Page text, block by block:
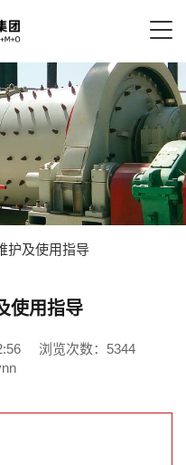
护及使用指导
使用指导
浏览次数：5344